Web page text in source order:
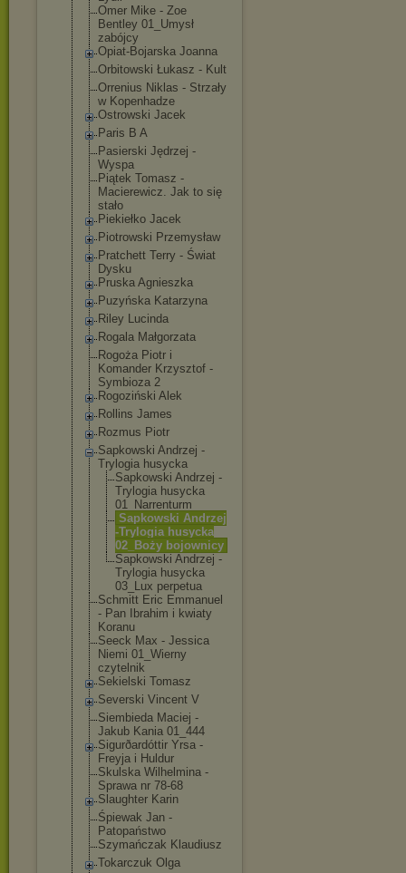
Omer Mike - Zoe
Bentley 01_Umysł
zabójcy
Opiat-Bojarska Joanna
Orbitowski Łukasz - Kult
Orrenius Niklas - Strzały
w Kopenhadze
Ostrowski Jacek
Paris B A
Pasierski Jędrzej -
Wyspa
Piątek Tomasz -
Macierewicz. Jak to się
stało
Piekiełko Jacek
Piotrowski Przemysław
Pratchett Terry - Świat
Dysku
Pruska Agnieszka
Puzyńska Katarzyna
Riley Lucinda
Rogala Małgorzata
Rogoża Piotr i
Komander Krzysztof -
Symbioza 2
Rogoziński Alek
Rollins James
Rozmus Piotr
Sapkowski Andrzej -
Trylogia husycka
Sapkowski Andrzej -
Trylogia husycka
01_Narrenturm
Sapkowski Andrzej
-Trylogia husycka
02_Boży bojownicy
Sapkowski Andrzej -
Trylogia husycka
03_Lux perpetua
Schmitt Eric Emmanuel
- Pan Ibrahim i kwiaty
Koranu
Seeck Max - Jessica
Niemi 01_Wierny
czytelnik
Sekielski Tomasz
Severski Vincent V
Siembieda Maciej -
Jakub Kania 01_444
Sigurðardóttir Yrsa -
Freyja i Huldur
Skulska Wilhelmina -
Sprawa nr 78-68
Slaughter Karin
Śpiewak Jan -
Patopaństwo
Szymańczak Klaudiusz
Tokarczuk Olga